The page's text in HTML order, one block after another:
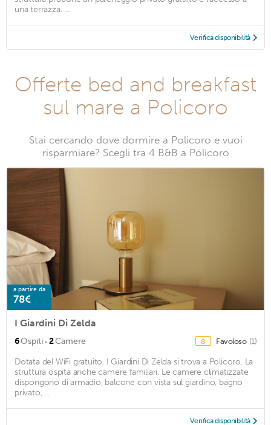
una terrazza. ...
Verifica disponibilità
Offerte bed and breakfast
sul mare a Policoro
Stai cercando dove dormire a Policoro e vuoi
risparmiare? Scegli tra 4 B&B a Policoro
a partire da
78€
I Giardini Di Zelda
6Ospiti · 2Camere 8 Favoloso (1)
Dotata del WiFi gratuito, I Giardini Di Zelda si trova a Policoro. La
struttura ospita anche camere familiari. Le camere climatizzate
dispongono di armadio, balcone con vista sul giardino, bagno
privato, ...
Verifica disponibilità